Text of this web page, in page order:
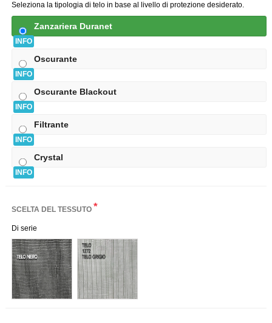
Seleziona la tipologia di telo in base al livello di protezione desiderato.
Zanzariera Duranet
INFO
Oscurante
INFO
Oscurante Blackout
INFO
Filtrante
INFO
Crystal
INFO
SCELTA DEL TESSUTO *
Di serie